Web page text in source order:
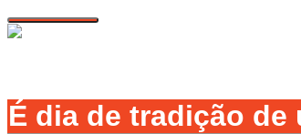
Toggle navigation
É dia de tradição de